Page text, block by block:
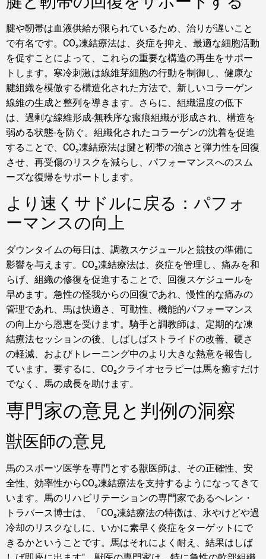
腱や靭帯は血液供給が限られているため、治りが遅いこと
で有名です。CO₂凍結療法は、炎症を抑え、最適な細胞活動
を促すことによって、これらの重要な構造の再生をサポー
トします。寒冷刺激は線維芽細胞の行動を制御し、健康な
腱組織を模倣する構造化された方法で、新しいコラーゲン
線維の生成と整列を導きます。さらに、組織温度の低下
は、過剰な線維形成-無秩序な瘢痕組織が形成され、構造を
弱める状態-を防ぐ。組織化されたコラーゲンの沈着を促進
することで、CO₂凍結療法は腱と靭帯の強さと弾力性を回復
させ、再受傷のリスクを減らし、パフォーマンスへのスム
ーズな復帰をサポートします。
より速くサドルに戻る：パフォ
ーマンスの向上
ダウンタイムの毎日は、調教スケジュールと競技の準備に
影響を与えます。CO₂凍結療法は、炎症を管理し、痛みを和
らげ、組織の修復を促進することで、回復スケジュールを
早めます。急性の怪我からの回復であれ、慢性的な痛みの
管理であれ、馬は快適さ、可動性、機能的パフォーマンス
の向上から恩恵を受けます。騎手と調教師は、定期的な凍
結療法セッションの後、しばしばストライドの改善、硬さ
の軽減、およびトレーニング中のより大きな熱意を報告し
ています。要するに、CO₂クライオセラピーは馬を癒すだけ
でなく、馬の成長を助けます。
専門家の意見と判例の洞察
獣医師の意見
馬のスポーツ医学を専門とする獣医師は、その正確性、安
全性、効率性からCO₂凍結療法を支持するようになってきて
います。馬のリハビリテーションの専門家であるヘレン・
トラバース博士は、「CO₂凍結療法の特徴は、氷やけどや過
冷却のリスクなしに、いかに素早く炎症をターゲットにで
きるかということです。馬はそれによく耐え、結果はしば